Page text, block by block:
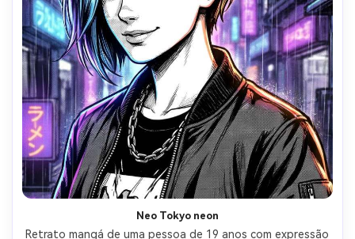
Neo Tokyo neon
Retrato mangá de uma pessoa de 19 anos com expressão